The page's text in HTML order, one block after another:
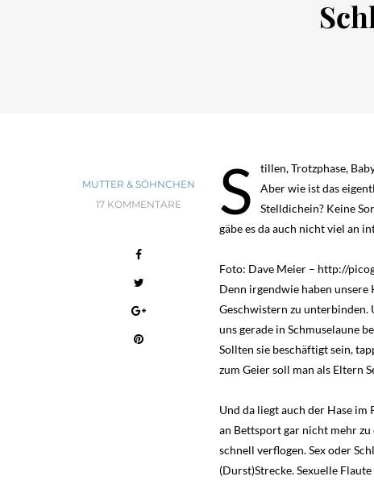
MUTTER & SÖHNCHEN
17 KOMMENTARE
S
tillen, Trotzphase,
Aber wie ist das
Stelldichein? Keine
gäbe es da auch nicht viel an
Foto: Dave Meier – http://
Denn irgendwie haben
Geschwistern zu unterbinden.
uns gerade in Schmuselaune
Sollten sie beschäftigt sein,
zum Geier soll man als Eltern
Und da liegt auch der Hase
an Bettsport gar nicht mehr
schnell verflogen. Sex oder
(Durst)Strecke. Sexuelle